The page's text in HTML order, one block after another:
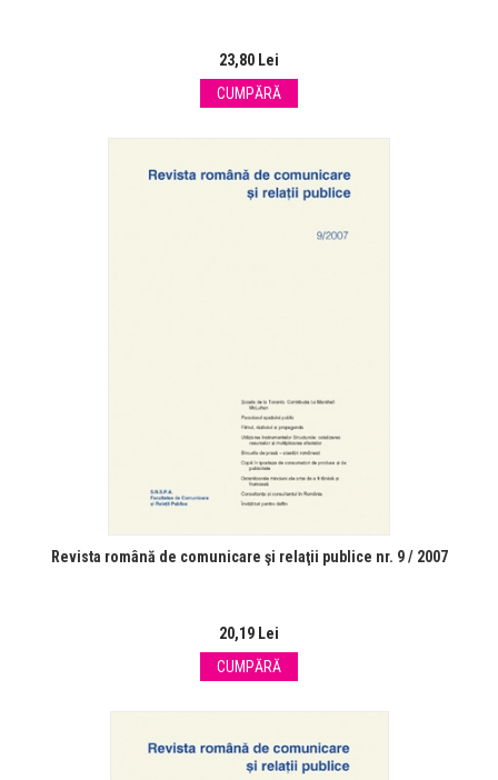
23,80 Lei
CUMPĂRĂ
Revista română de comunicare şi relaţii publice nr. 9 / 2007
20,19 Lei
CUMPĂRĂ